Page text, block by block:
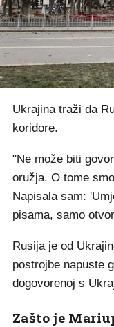
Ukrajina traži da
koridore.
"Ne može biti
oružja. O tome
Napisala sam:
pisama, samo
Rusija je od
postrojbe napuste
dogovorenoj s
Zašto je